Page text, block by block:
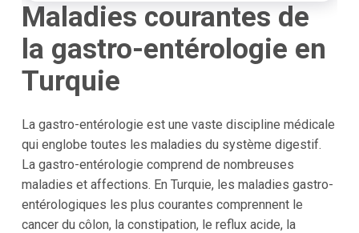
Maladies courantes de
la gastro-entérologie en
Turquie
La gastro-entérologie est une vaste discipline médicale
qui englobe toutes les maladies du système digestif.
La gastro-entérologie comprend de nombreuses
maladies et affections. En Turquie, les maladies gastro-
entérologiques les plus courantes comprennent le
cancer du côlon, la constipation, le reflux acide, la